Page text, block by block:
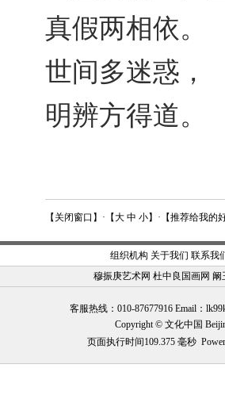
真假两相依。
世间多迷惑，
明辨方得道。
【 关闭窗口 】·【大 中 小】·【推荐给我的
组织机构 关于我们 联系我
穆振庚艺术网 杜中良国画网 阚
客服热线：010-87677916 Email：
Copyright © 文化中国
页面执行时间109.375 毫秒